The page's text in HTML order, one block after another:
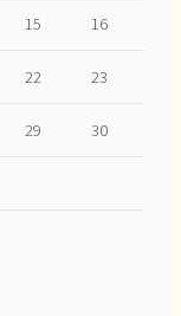
15 16
22 23
29 30